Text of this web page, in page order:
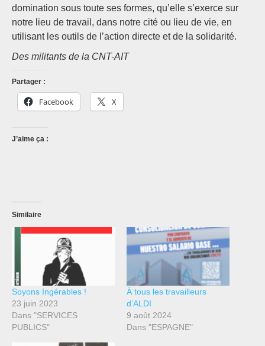
domination sous toute ses formes, qu’elle s’exerce sur
notre lieu de travail, dans notre cité ou lieu de vie, en
utilisant les outils de l’action directe et de la solidarité.
Des militants de la CNT-AIT
Partager :
Facebook X
J’aime ça :
Similaire
Soyons Ingérables !
23 juin 2023
Dans "SERVICES
PUBLICS"
À tous les travailleurs
d’ALDI
9 août 2024
Dans "ESPAGNE"